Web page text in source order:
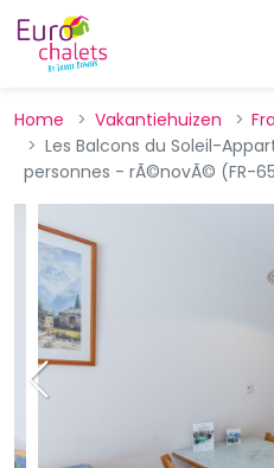
Home Vakantiehuizen
Les Balcons du Soleil-
personnes - rÃ©novÃ© (FR-